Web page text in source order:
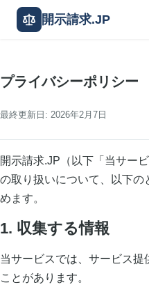
開示請求.JP
プライバシーポリシー
最終更新日: 2026年2月7日
開示請求.JP（以下「当サー
の取り扱いについて、以下
めます。
1. 収集する情報
当サービスでは、サービス
ことがあります。